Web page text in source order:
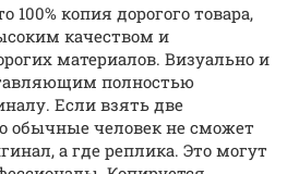
100% копия дорогого товара,
качеством и
материалов. Визуально и
полностью
Если взять две
обычные человек не сможет
а где реплика. Это могут